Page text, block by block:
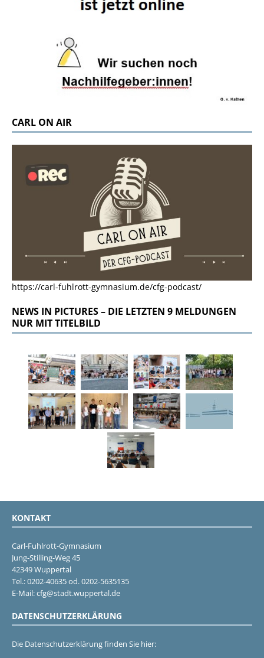
CARL ON AIR
https://carl-fuhlrott-gymnasium.de/cfg-podcast/
NEWS IN PICTURES – DIE LETZTEN 9 MELDUNGEN
NUR MIT TITELBILD
KONTAKT
Carl-Fuhlrott-Gymnasium
Jung-Stilling-Weg 45
42349 Wuppertal
Tel.: 0202-40635 od. 0202-5635135
E-Mail: cfg@stadt.wuppertal.de
DATENSCHUTZERKLÄRUNG
Die Datenschutzerklärung finden Sie hier: